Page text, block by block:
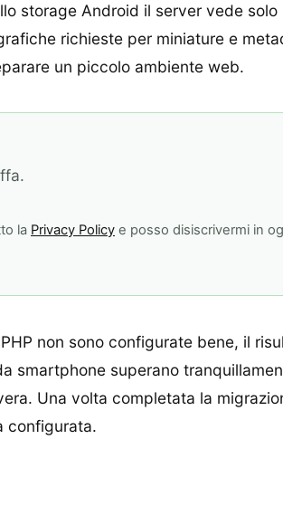
storage Android il server vede solo
richieste per miniature e
un piccolo ambiente web.
la Privacy Policy e posso disiscrivermi in
non sono configurate bene, il
smartphone superano
Una volta completata la
configurata.